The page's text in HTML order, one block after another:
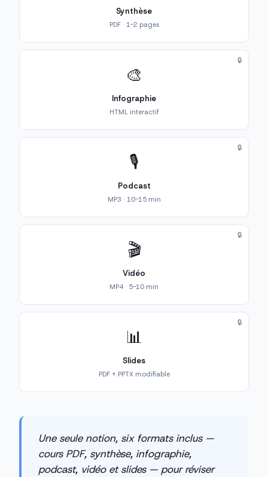
Synthèse
PDF · 1-2 pages
🎨
Infographie
HTML interactif
🔒
🎙️
Podcast
MP3 · 10-15 min
🔒
🎬
Vidéo
MP4 · 5-10 min
🔒
📊
Slides
PDF + PPTX modifiable
🔒
Une seule notion, six formats inclus —
cours PDF, synthèse, infographie,
podcast, vidéo et slides — pour réviser